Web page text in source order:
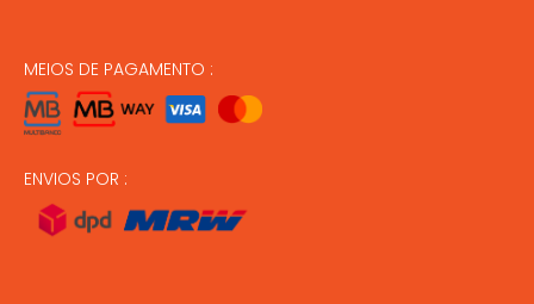
MEIOS DE PAGAMENTO :
ENVIOS POR :